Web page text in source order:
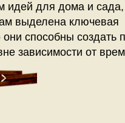
идей для дома и сада,
выделена ключевая
способны
зависимости от